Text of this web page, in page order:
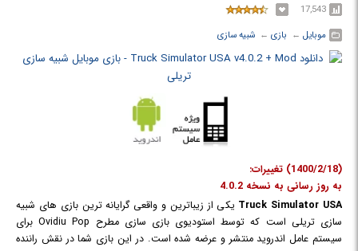
17,543
موبایل ← ‏ بازی ← ‏ شبیه سازی
(1400/2/18) تغییرات:
به روز رسانی به نسخه 4.0.2
Truck Simulator USA یکی از زیباترین و واقعی گرایانه ترین بازی های شبیه
سازی تریلی است که توسط استودیوی بازی سازی مطرح Ovidiu Pop برای
سیستم عامل اندروید منتشر و عرضه شده است. در این بازی شما در نقش راننده